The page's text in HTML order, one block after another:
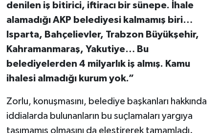
denilen iş bitirici, iftiracı bir sünepe. İhale
alamadığı AKP belediyesi kalmamış biri…
Isparta, Bahçelievler, Trabzon Büyükşehir,
Kahramanmaraş, Yakutiye… Bu
belediyelerden 4 milyarlık iş almış. Kamu
ihalesi almadığı kurum yok.”
Zorlu, konuşmasını, belediye başkanları hakkında
iddialarda bulunanların bu suçlamaları yargıya
taşımamış olmasını da eleştirerek tamamladı.